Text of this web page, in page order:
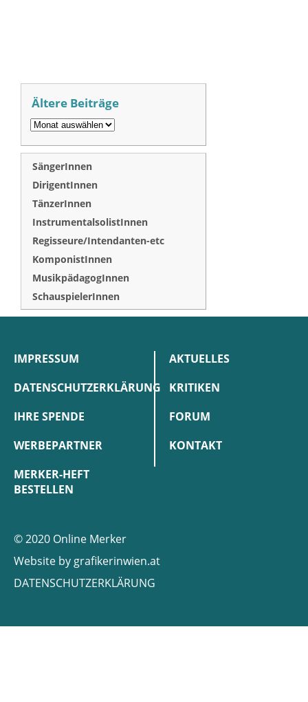
Ältere Beiträge
SängerInnen
DirigentInnen
TänzerInnen
InstrumentalsolistInnen
Regisseure/Intendanten-etc
KomponistInnen
MusikpädagogInnen
SchauspielerInnen
IMPRESSUM
DATENSCHUTZERKLÄRUNG
IHRE SPENDE
WERBEPARTNER
MERKER-HEFT
BESTELLEN
AKTUELLES
KRITIKEN
FORUM
KONTAKT
© 2020 Online Merker
Website by grafikerinwien.at
DATENSCHUTZERKLÄRUNG